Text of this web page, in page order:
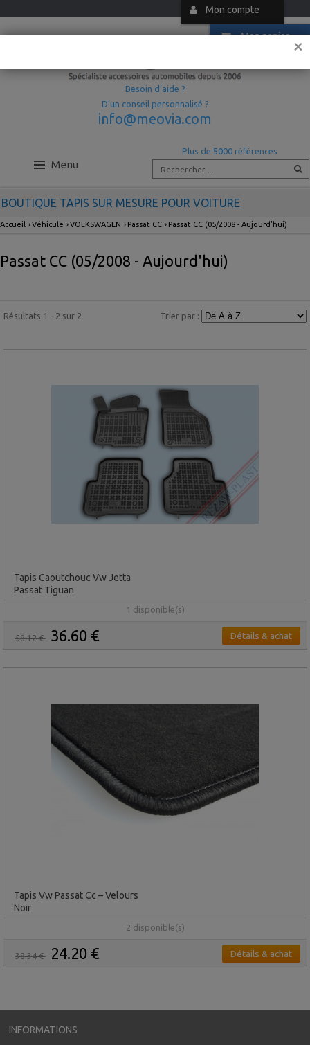
×
Mon compte
Mon panier
Besoin d’aide ?
D’un conseil personnalisé ?
info@meovia.com
Menu
Plus de 5000 références
BOUTIQUE TAPIS SUR MESURE POUR VOITURE
Accueil ›Véhicule ›VOLKSWAGEN › Passat CC › Passat CC (05/2008 - Aujourd'hui)
Passat CC (05/2008 - Aujourd'hui)
Résultats 1 - 2 sur 2 Trier par :
Tapis Caoutchouc Vw Jetta
Passat Tiguan
1 disponible(s)
58.12 € 36.60 € Détails & achat
Tapis Vw Passat Cc – Velours
Noir
2 disponible(s)
38.34 € 24.20 € Détails & achat
INFORMATIONS